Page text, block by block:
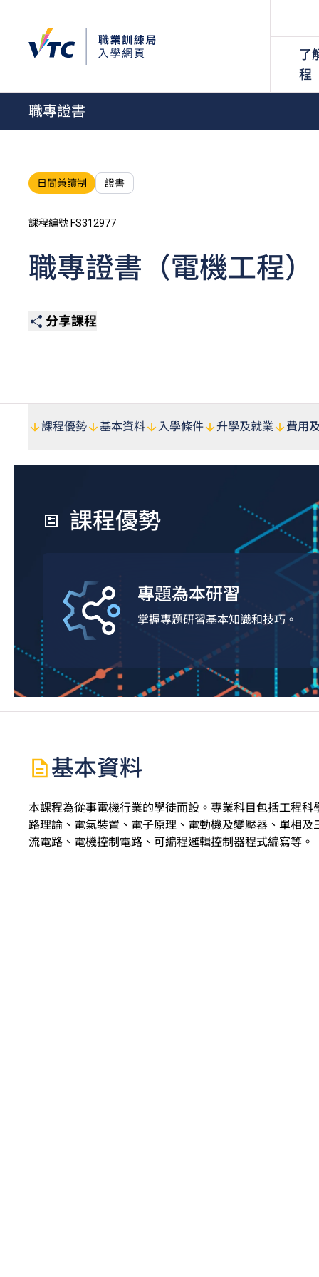
了
程
職專證書
日間兼讀制 證書
課程編號 FS312977
職專證書（電機工程）
分享課程
課程優勢 基本資料 入學條件 升學及就業 費用
課程優勢
專題為本研習
掌握專題研習基本知識和技巧。
基本資料
本課程為從事電機行業的學徒而設。專業科目包括工程科
路理論、電氣裝置、電子原理、電動機及變壓器、單相及
流電路、電機控制電路、可編程邏輯控制器程式編寫等。